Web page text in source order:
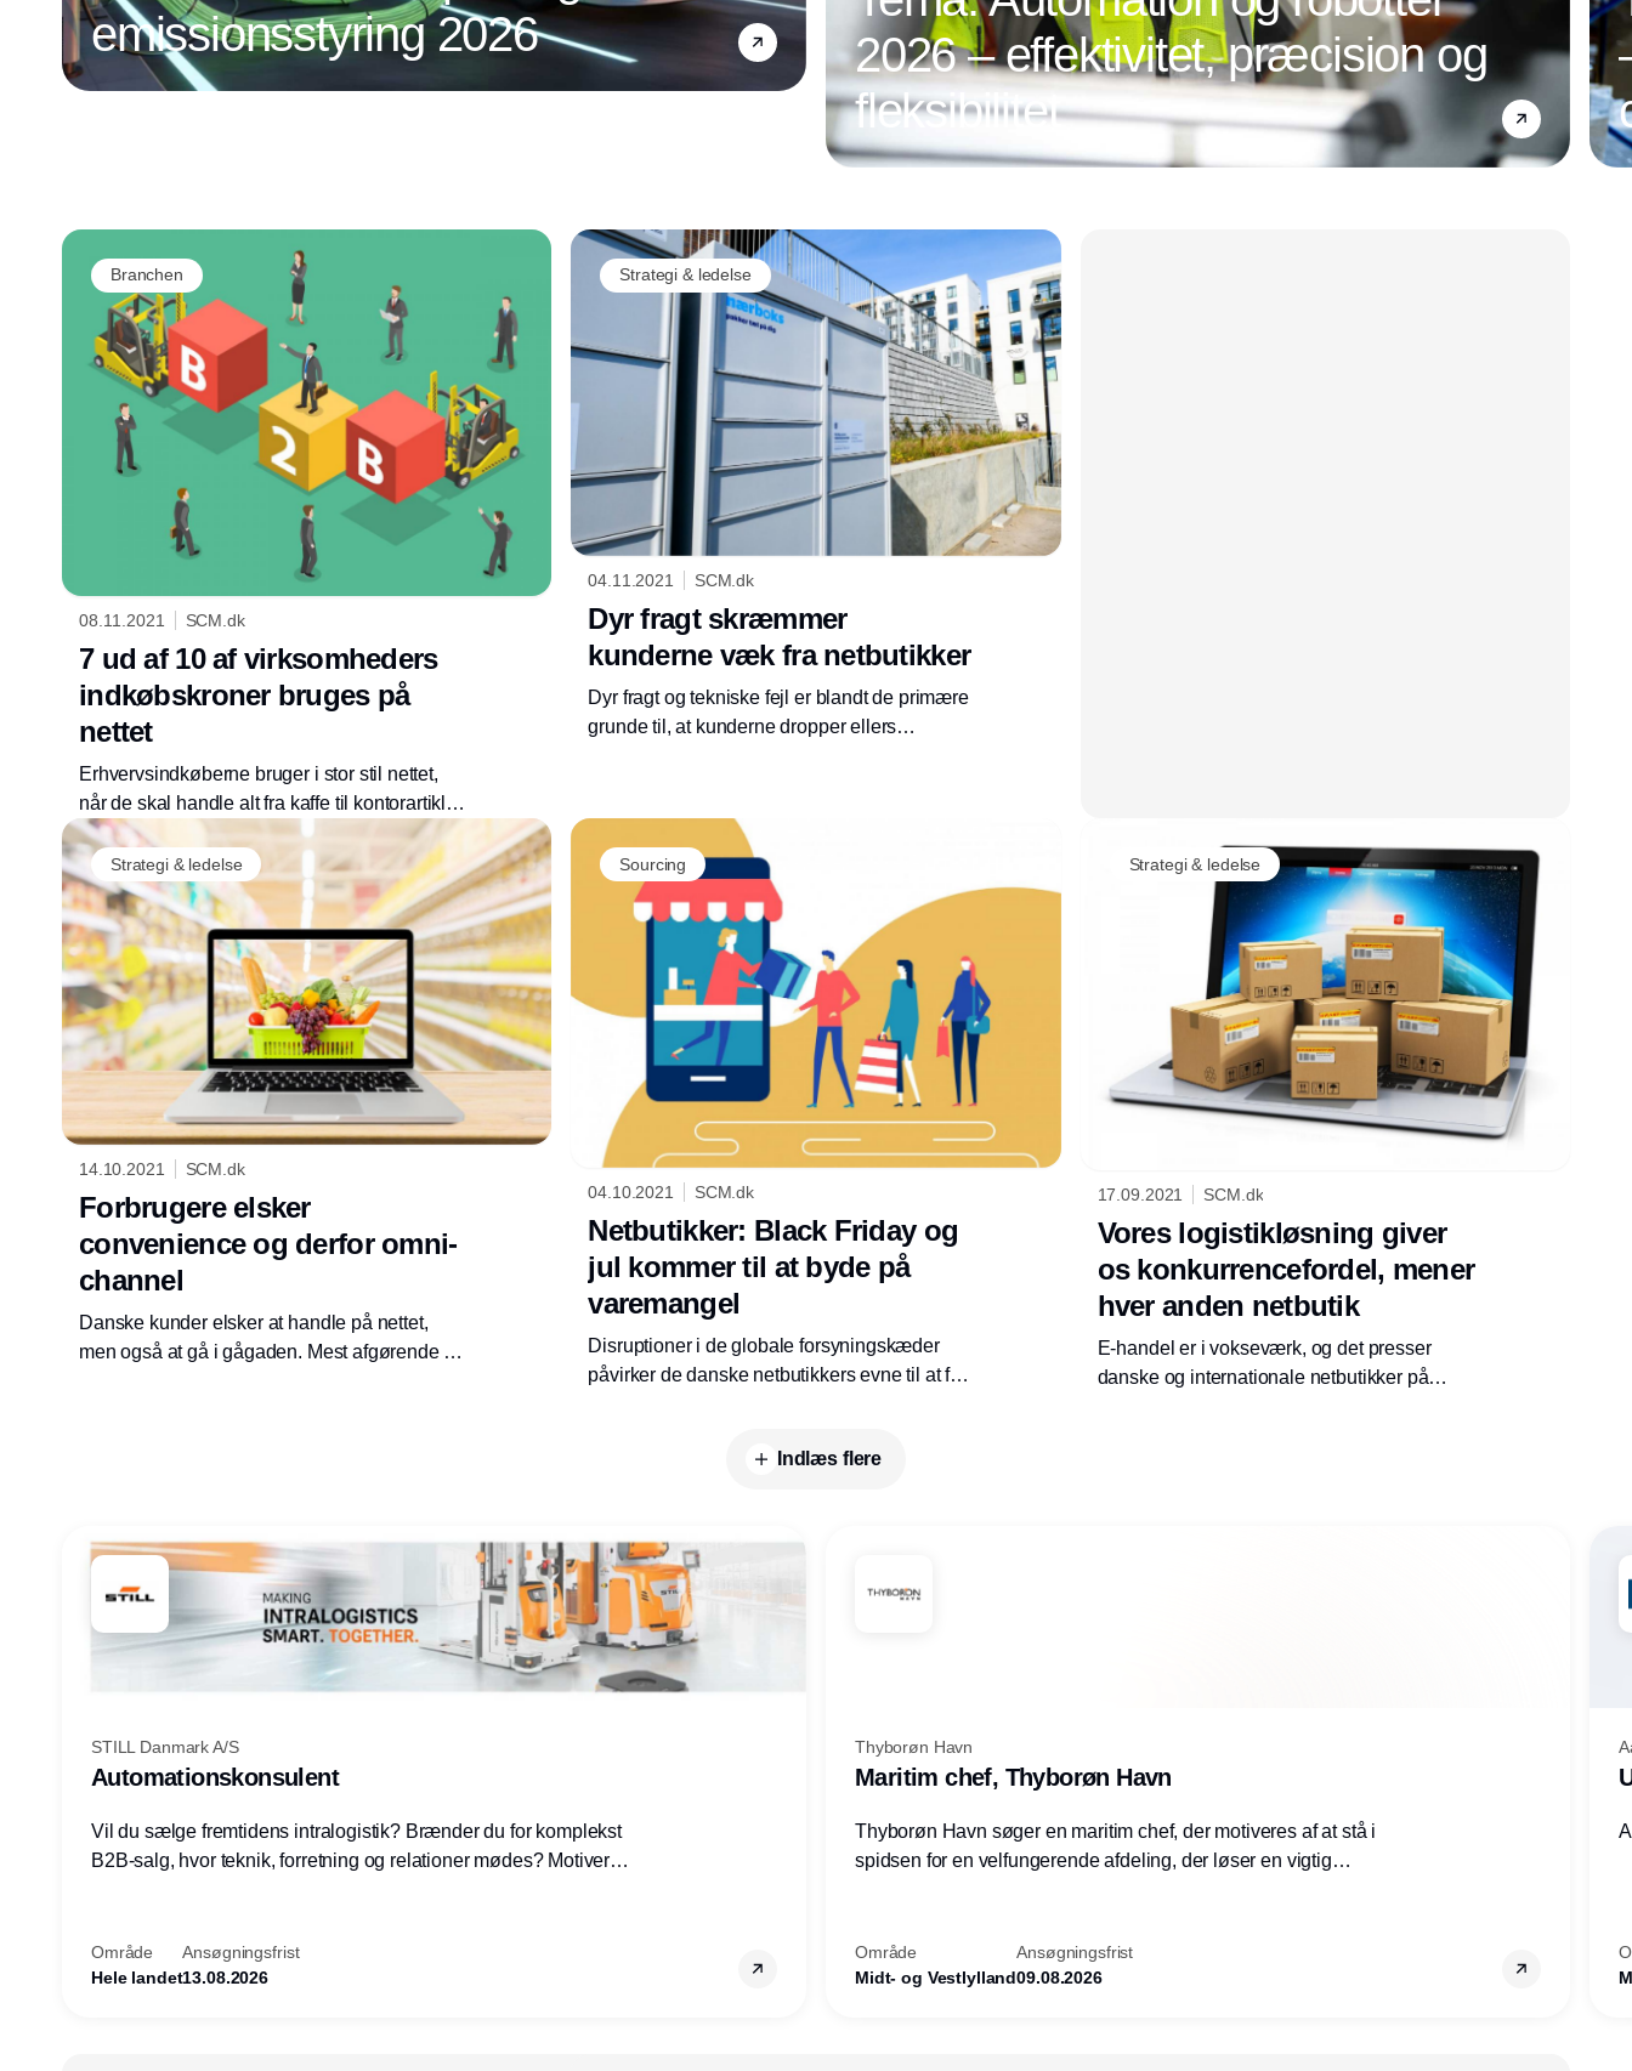
emissionsstyring 2026
2026 – effektivitet, præcision og
fleksibilitet
Annonce
Branchen
08.11.2021 SCM.dk
7 ud af 10 af virksomheders
indkøbskroner bruges på
nettet
Erhvervsindkøberne bruger i stor stil nettet,
når de skal handle alt fra kaffe til kontorartikler
og byggematerialer, og onlineforbruget vil kun
vokse i fremtiden. Det viser Dansk Erhvervs
B2B E-handelsanalyse, der også kortlægger
indkøbernes digitale adfærd, budget og krav.
Strategi & ledelse
04.11.2021 SCM.dk
Dyr fragt skræmmer
kunderne væk fra netbutikker
Dyr fragt og tekniske fejl er blandt de primære
grunde til, at kunderne dropper ellers
Strategi & ledelse
14.10.2021 SCM.dk
Forbrugere elsker
convenience og derfor omni-
channel
Danske kunder elsker at handle på nettet,
men også at gå i gågaden. Mest afgørende for
Sourcing
04.10.2021 SCM.dk
Netbutikker: Black Friday og
jul kommer til at byde på
varemangel
Disruptioner i de globale forsyningskæder
påvirker de danske netbutikkers evne til at få
fjerde netbutik forventer at have huller i
Strategi & ledelse
17.09.2021 SCM.dk
Vores logistikløsning giver
os konkurrencefordel, mener
hver anden netbutik
E-handel er i vokseværk, og det presser
danske og internationale netbutikker på
Indlæs flere
STILL Danmark A/S
Automationskonsulent
Vil du sælge fremtidens intralogistik? Brænder du for komplekst
B2B-salg, hvor teknik, forretning og relationer mødes? Motiveres
nogle af Danmarks mest spændende produktions- og
logistikvirksomheder?
Område
Hele landet
Ansøgningsfrist
13.08.2026
Thyborøn Havn
Maritim chef, Thyborøn Havn
Thyborøn Havn søger en maritim chef, der motiveres af at stå i
spidsen for en velfungerende afdeling, der løser en vigtig
Område
Midt- og Vestlylland
Ansøgningsfrist
09.08.2026